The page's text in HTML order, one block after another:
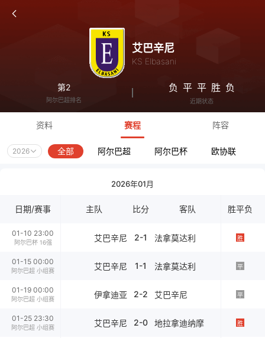
艾巴辛尼
KS Elbasani
第2
阿尔巴超排名
负 平 平 胜 负
近期状态
资料 赛程 阵容
2026 全部 阿尔巴超 阿尔巴杯 欧协联
2026年01月
日期/赛事 主队 比分 客队 胜平负
01-10 23:00
阿尔巴杯 16强 艾巴辛尼 2-1 法拿莫达利 胜
01-15 00:00
阿尔巴超 小组赛 艾巴辛尼 1-1 法拿莫达利 平
01-19 00:00
阿尔巴超 小组赛 伊拿迪亚 2-2 艾巴辛尼 平
01-25 23:30
阿尔巴超 小组赛 艾巴辛尼 2-0 地拉拿迪纳摩 胜